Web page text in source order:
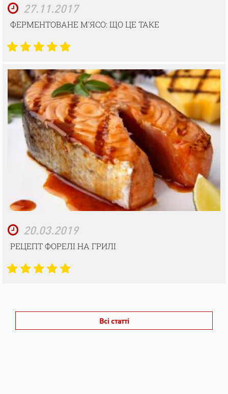
27.11.2017
ФЕРМЕНТОВАНЕ М'ЯСО: ЩО ЦЕ ТАКЕ
20.03.2019
РЕЦЕПТ ФОРЕЛІ НА ГРИЛІ
Всі статті